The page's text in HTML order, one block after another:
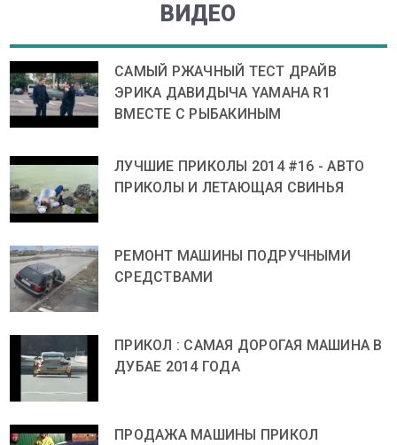
ВИДЕО
САМЫЙ РЖАЧНЫЙ ТЕСТ ДРАЙВ
ЭРИКА ДАВИДЫЧА YAMAHA R1
ВМЕСТЕ С РЫБАКИНЫМ
ЛУЧШИЕ ПРИКОЛЫ 2014 #16 - АВТО
ПРИКОЛЫ И ЛЕТАЮЩАЯ СВИНЬЯ
РЕМОНТ МАШИНЫ ПОДРУЧНЫМИ
СРЕДСТВАМИ
ПРИКОЛ : САМАЯ ДОРОГАЯ МАШИНА В
ДУБАЕ 2014 ГОДА
ПРОДАЖА МАШИНЫ ПРИКОЛ